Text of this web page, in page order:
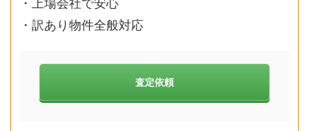
・訳あり物件全般対応
査定依頼